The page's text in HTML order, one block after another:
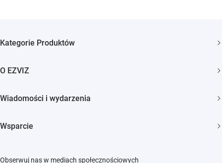
Kategorie Produktów
O EZVIZ
Trust Center
EZVIZ CSR
Wiadomości i wydarzenia
Wsparcie
Obserwuj nas w mediach społecznościowych